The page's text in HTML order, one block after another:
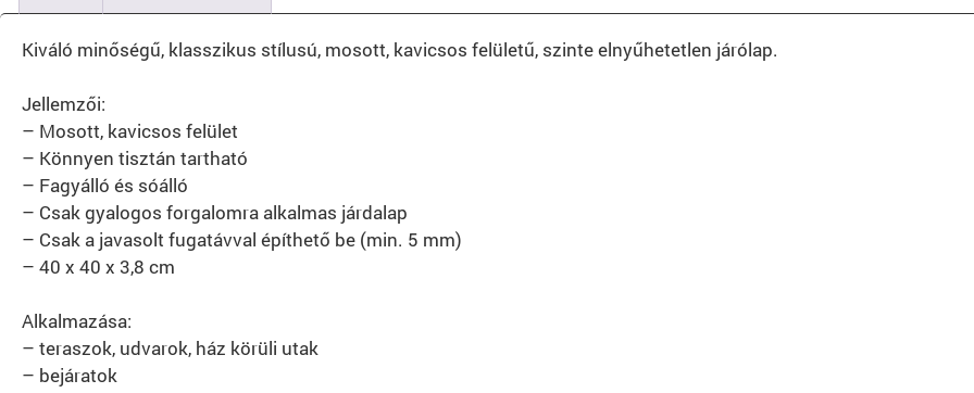
Kiváló minőségű, klasszikus stílusú, mosott, kavicsos felületű, szinte elnyűhetetlen járólap.
Jellemzői:
– Mosott, kavicsos felület
– Könnyen tisztán tartható
– Fagyálló és sóálló
– Csak gyalogos forgalomra alkalmas járdalap
– Csak a javasolt fugatávval építhető be (min. 5 mm)
– 40 x 40 x 3,8 cm
Alkalmazása:
– teraszok, udvarok, ház körüli utak
– bejáratok